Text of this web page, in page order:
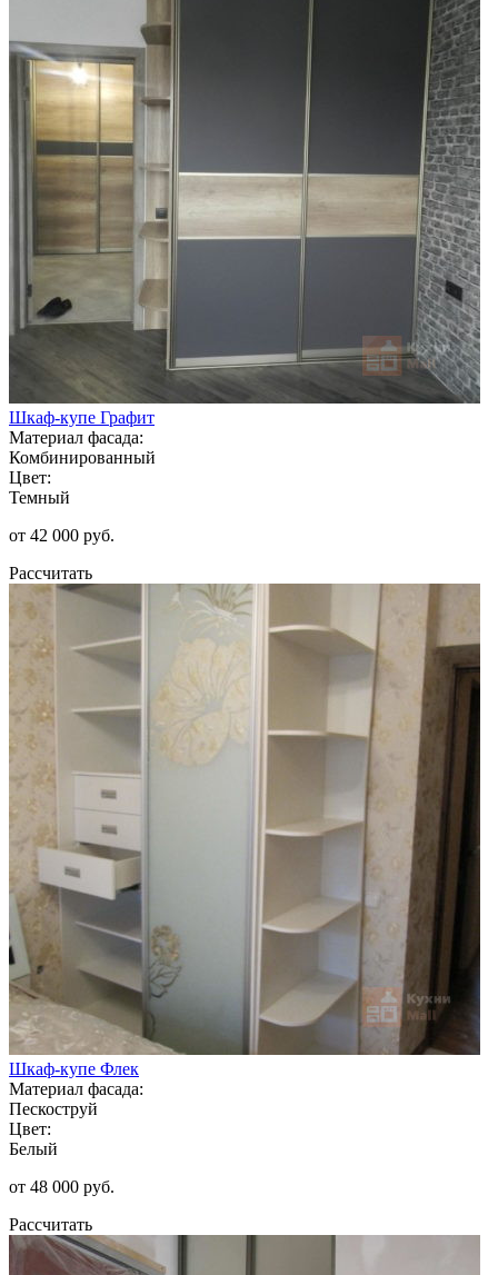
Шкаф-купе Графит
Материал фасада:
Комбинированный
Цвет:
Темный
от 42 000 руб.
Рассчитать
Шкаф-купе Флек
Материал фасада:
Пескоструй
Цвет:
Белый
от 48 000 руб.
Рассчитать